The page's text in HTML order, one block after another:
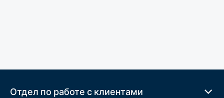
Отдел по работе с клиентами